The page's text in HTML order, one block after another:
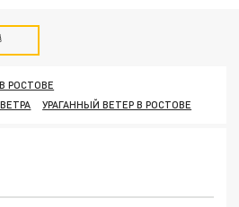
РОСТОВЕ
УРАГАННЫЙ ВЕТЕР В РОСТОВЕ